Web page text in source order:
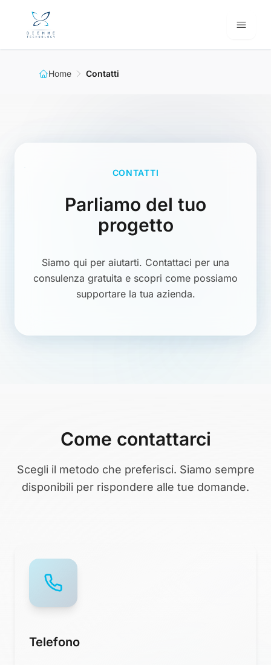
Home Contatti
CONTATTI
Parliamo del tuo
progetto
Siamo qui per aiutarti. Contattaci per una
consulenza gratuita e scopri come possiamo
supportare la tua azienda.
Come contattarci
Scegli il metodo che preferisci. Siamo sempre
disponibili per rispondere alle tue domande.
Telefono